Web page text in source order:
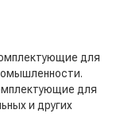
для
для
и других